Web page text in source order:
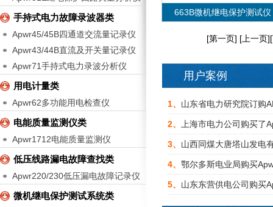
手持式电力故障录波器类
Apwr45/45B四通道交流量记录仪
Apwr43/44B直流及开关量记录仪
Apwr71手持式电力录波分析仪
用电计量类
Apwr62多功能用电检查仪
电能质量监测仪类
Apwr1712电能质量监测仪
低压线路漏电故障查找类
Apwr220/230低压漏电故障记录仪
微机继电保护测试系统类
663B微机继电保护测试仪
VIEW MORE
663B微机继电保护测试仪
[第一页] [上一页
用户案例
1、 山东省电力研究院订购
2、 上海市电力公司购买了
3、 山西同煤大唐塔山发电
4、 鄂尔多斯电业局购买
5、 山东东营供电公司购买